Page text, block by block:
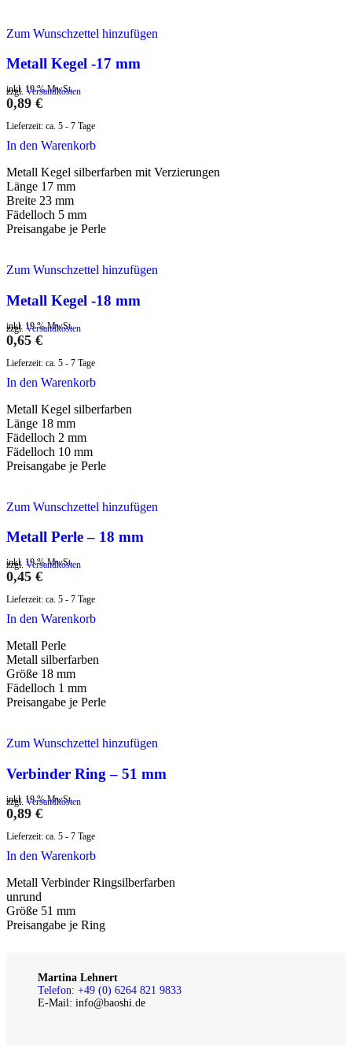
Zum Wunschzettel hinzufügen
Metall Kegel -17 mm
inkl. 19 % MwSt.
zzgl. Versandkosten
0,89 €
Lieferzeit: ca. 5 - 7 Tage
In den Warenkorb
Metall Kegel silberfarben mit Verzierungen
Länge 17 mm
Breite 23 mm
Fädelloch 5 mm
Preisangabe je Perle
Zum Wunschzettel hinzufügen
Metall Kegel -18 mm
inkl. 19 % MwSt.
zzgl. Versandkosten
0,65 €
Lieferzeit: ca. 5 - 7 Tage
In den Warenkorb
Metall Kegel silberfarben
Länge 18 mm
Fädelloch 2 mm
Fädelloch 10 mm
Preisangabe je Perle
Zum Wunschzettel hinzufügen
Metall Perle – 18 mm
inkl. 19 % MwSt.
zzgl. Versandkosten
0,45 €
Lieferzeit: ca. 5 - 7 Tage
In den Warenkorb
Metall Perle
Metall silberfarben
Größe 18 mm
Fädelloch 1 mm
Preisangabe je Perle
Zum Wunschzettel hinzufügen
Verbinder Ring – 51 mm
inkl. 19 % MwSt.
zzgl. Versandkosten
0,89 €
Lieferzeit: ca. 5 - 7 Tage
In den Warenkorb
Metall Verbinder Ringsilberfarben
unrund
Größe 51 mm
Preisangabe je Ring
Martina Lehnert
Telefon: +49 (0) 6264 821 9833
E-Mail: info@baoshi.de